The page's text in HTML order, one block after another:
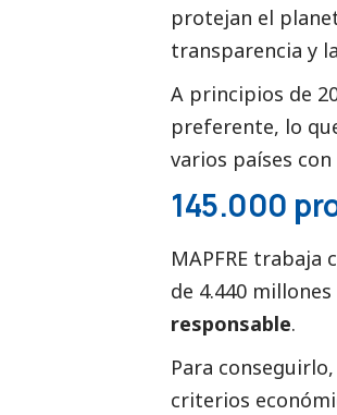
protejan el
transparencia y
A principios de
preferente, lo
varios países con
145.000
MAPFRE trabaja
de 4.440
responsable.
Para
criterios